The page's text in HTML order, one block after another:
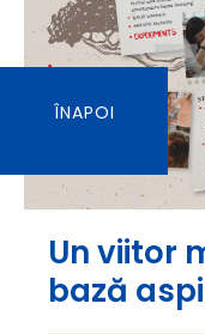
Un viitor
bază
ÎNAPOI